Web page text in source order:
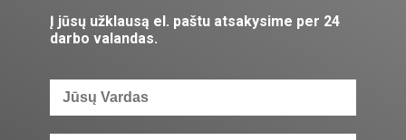
Į jūsų užklausą el. paštu atsakysime per 24
darbo valandas.